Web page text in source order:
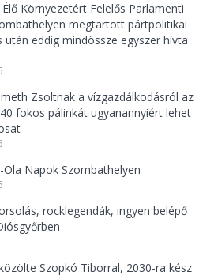
Környezetért Felelős Parlamenti
megtartott pártpolitikai
után eddig mindössze egyszer hívta
Zsoltnak a vízgazdálkodásról az
fokos pálinkát ugyanannyiért lehet
Napok Szombathelyen
rocklegendák, ingyen belépő
Szopkó Tiborral, 2030-ra kész